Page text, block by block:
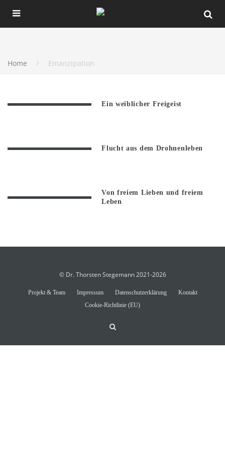
Home Emanzipation
Ein weiblicher Freigeist
Flucht aus dem Drohnenleben
Von freiem Lieben und freiem
Leben
© Dr. Thorsten Stegemann 2021-2026
Projekt & Team Impressum Datenschutzerklärung
Kontakt
Cookie-Richtlinie (EU)